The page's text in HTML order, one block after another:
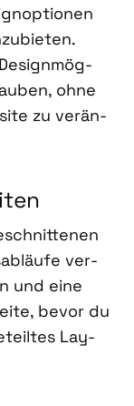
ohne
zu ver­än­
ver­
und eine
bevor du
Lay­